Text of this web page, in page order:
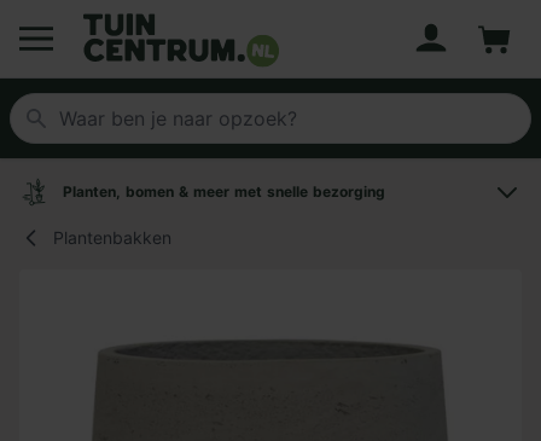
Logo Tuincentrum.nl
Planten, bomen & meer met snelle bezorging
Plantenbakken